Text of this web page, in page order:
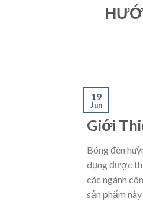
19
Jun
Giới
Bóng đèn
dụng được
các ngành
sản phẩm